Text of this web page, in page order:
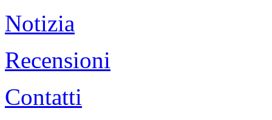
Notizia
Recensioni
Contatti